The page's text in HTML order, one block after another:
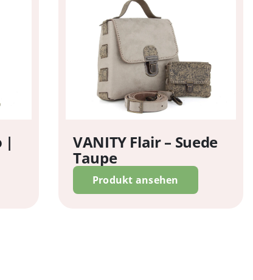
| VANITY Flair – Suede
Taupe
Produkt ansehen